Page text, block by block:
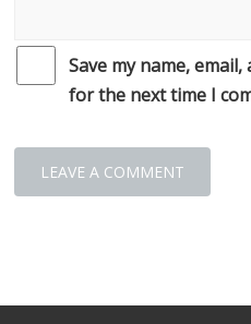
Save my name,
for the next time I